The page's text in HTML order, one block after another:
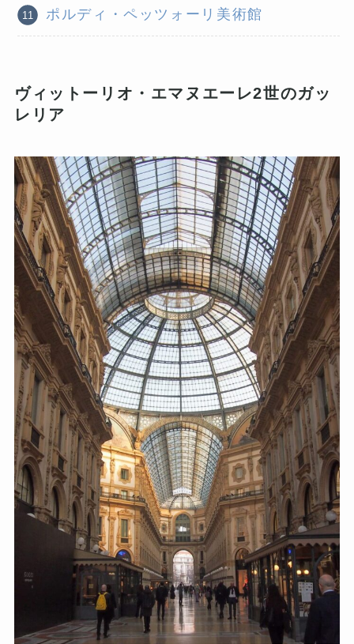
ポルディ・ペッツォーリ美術館
ヴィットーリオ・エマヌエーレ2世のガッ
レリア